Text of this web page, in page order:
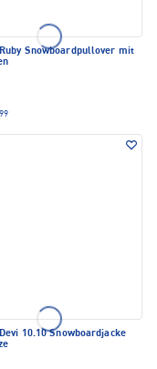
Ruby Snowboardpullover mit
Devi 10.10 Snowboardjacke